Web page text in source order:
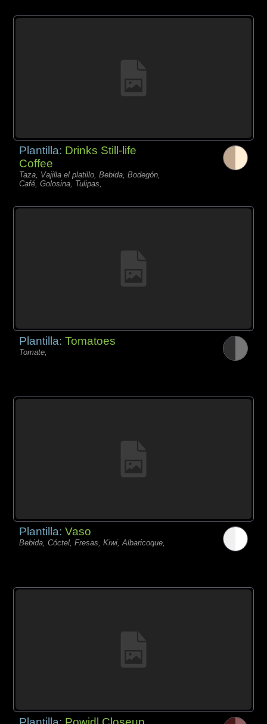
Plantilla: Drinks Still-life
Coffee
Taza, Vajilla el platillo, Bebida, Bodegón,
Café, Golosina, Tulipas,
Plantilla:Tomatoes
Tomate,
Plantilla:Vaso
Bebida, Cóctel, Fresas, Kiwi, Albaricoque,